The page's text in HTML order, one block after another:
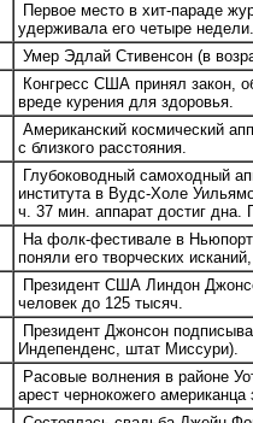
Первое место в хит-параде
удерживала его четыре
Умер Эдлай Стивенсон (в
Конгресс США принял закон,
вреде курения для здоровья.
Американский космический
с близкого расстояния.
Глубоководный самоходный
института в Вудс-Холе
ч. 37 мин. аппарат достиг дна.
На фолк-фестивале в
поняли его творческих
Президент США Линдон
человек до 125 тысяч.
Президент Джонсон
Индепенденс, штат Миссури).
Расовые волнения в районе
арест чернокожего